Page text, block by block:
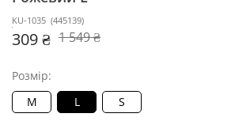
KU-1035 (445139)
309 ₴ 1 549 ₴
Розмір:
M
L S